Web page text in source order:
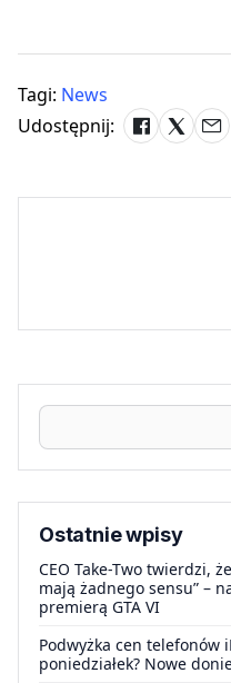
Tagi: News
Udostępnij:
Ostatnie wpisy
CEO Take-Two twierdzi,
mają żadnego sensu” –
premierą GTA VI
Podwyżka cen telefonów
poniedziałek? Nowe